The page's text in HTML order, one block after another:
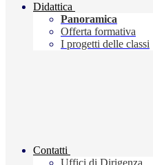
Didattica
Panoramica
Offerta formativa
I progetti delle classi
Contatti